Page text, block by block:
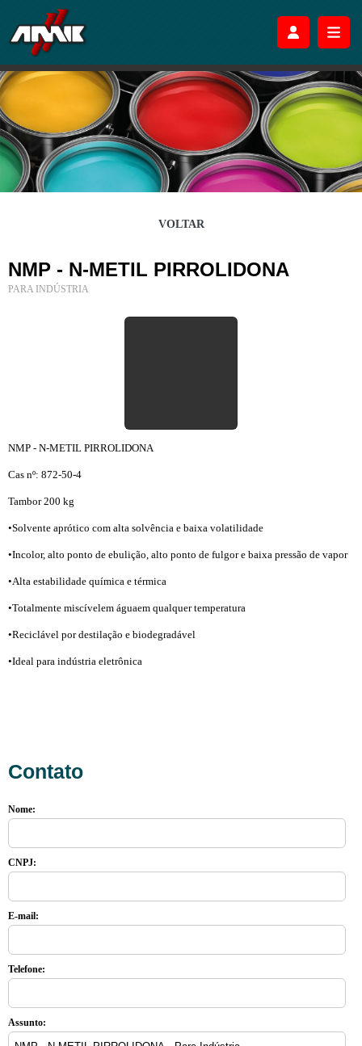
VOLTAR
NMP - N-METIL PIRROLIDONA
PARA INDÚSTRIA
NMP - N-METIL PIRROLIDONA
Cas nº: 872-50-4
Tambor 200 kg
•Solvente aprótico com alta solvência e baixa volatilidade
•Incolor, alto ponto de ebulição, alto ponto de fulgor e baixa pressão de vapor
•Alta estabilidade química e térmica
•Totalmente miscívelem águaem qualquer temperatura
•Reciclável por destilação e biodegradável
•Ideal para indústria eletrônica
Contato
Nome:
CNPJ:
E-mail:
Telefone:
Assunto: